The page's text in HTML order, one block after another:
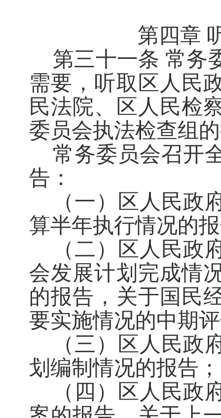
第四章
第三十一条 常务
需要，听取区人民
民法院、区人民检
委员会执法检查组
常务委员会召开
告：
（一）区人民政
算半年执行情况的
（二）区人民政
会发展计划完成情
的报告，关于国民
要实施情况的中期
（三）区人民政
划编制情况的报告；
（四）区人民政